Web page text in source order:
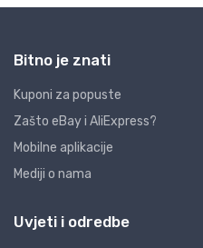
Bitno je znati
Kuponi za popuste
Zašto eBay i AliExpress?
Mobilne aplikacije
Mediji o nama
Uvjeti i odredbe